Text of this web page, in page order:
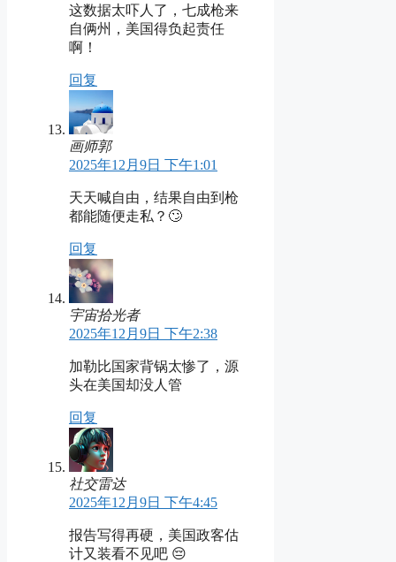
这数据太吓人了，七成枪来
自俩州，美国得负起责任
啊！
回复
画师郭
2025年12月9日 下午1:01
天天喊自由，结果自由到枪
都能随便走私？🙄
回复
宇宙拾光者
2025年12月9日 下午2:38
加勒比国家背锅太惨了，源
头在美国却没人管
回复
社交雷达
2025年12月9日 下午4:45
报告写得再硬，美国政客估
计又装看不见吧 😔